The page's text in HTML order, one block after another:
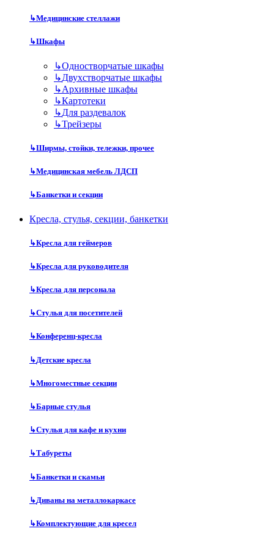
↳Медицинские стеллажи
↳Шкафы
↳Одностворчатые шкафы
↳Двухстворчатые шкафы
↳Архивные шкафы
↳Картотеки
↳Для раздевалок
↳Трейзеры
↳Ширмы, стойки, тележки, прочее
↳Медицинская мебель ЛДСП
↳Банкетки и секции
Кресла, стулья, секции, банкетки
↳Кресла для геймеров
↳Кресла для руководителя
↳Кресла для персонала
↳Стулья для посетителей
↳Конференц-кресла
↳Детские кресла
↳Многоместные секции
↳Барные стулья
↳Стулья для кафе и кухни
↳Табуреты
↳Банкетки и скамьи
↳Диваны на металлокаркасе
↳Комплектующие для кресел